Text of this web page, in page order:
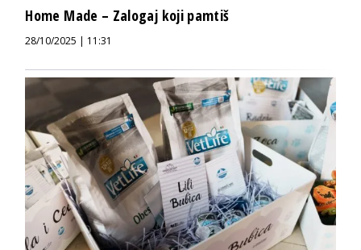
Home Made – Zalogaj koji pamtiš
28/10/2025 | 11:31